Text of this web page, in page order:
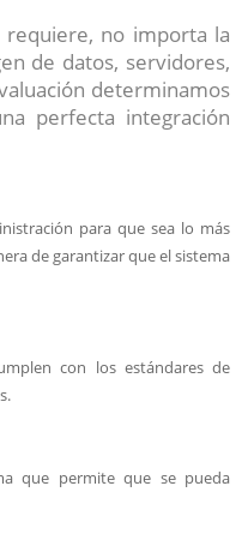
requiere, no importa la
de datos, servidores,
determinamos
perfecta integración
para que sea lo más
de garantizar que el sistema
con los estándares de
que permite que se pueda